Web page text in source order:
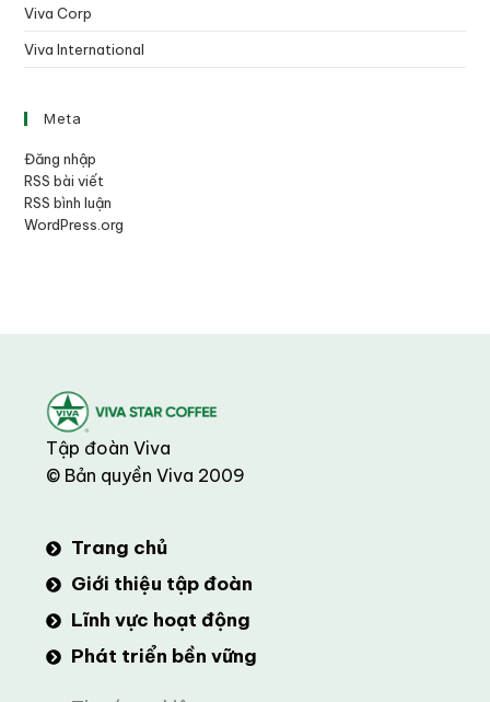
Viva Corp
Viva International
Meta
Đăng nhập
RSS bài viết
RSS bình luận
WordPress.org
Tập đoàn Viva
© Bản quyền Viva 2009
Trang chủ
Giới thiệu tập đoàn
Lĩnh vực hoạt động
Phát triển bền vững